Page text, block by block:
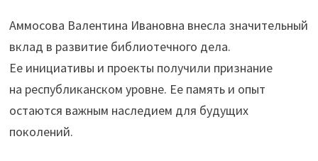
Аммосова Валентина Ивановна внесла значительный
вклад в развитие библиотечного дела.
Ее инициативы и проекты получили признание
на республиканском уровне. Ее память и опыт
остаются важным наследием для будущих
поколений.